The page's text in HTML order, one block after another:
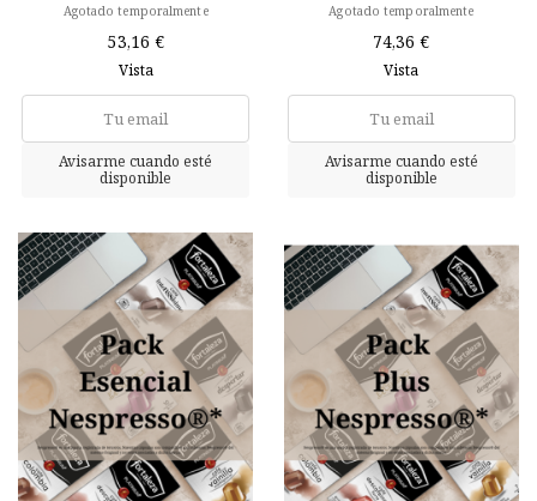
Agotado temporalmente
53,16 €
Vista
Agotado temporalmente
74,36 €
Vista